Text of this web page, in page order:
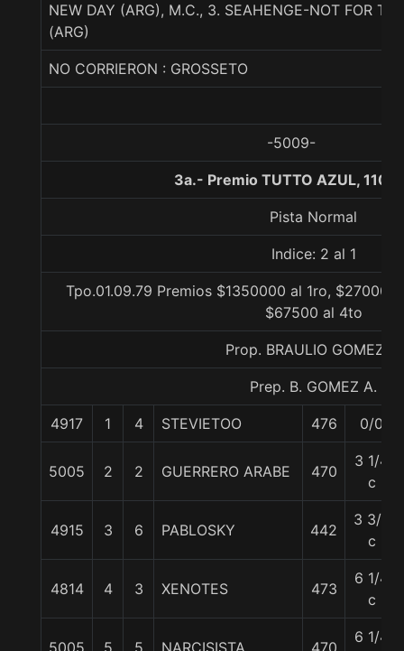
NEW DAY (ARG), M.C., 3. SEAHENGE-NOT FOR
(ARG)
NO CORRIERON : GROSSETO
-5009-
3a.- Premio TUTTO AZUL,
Pista Normal
Indice: 2 al 1
Tpo.01.09.79 Premios $1350000 al 1ro,
$67500 al 4to
Prop. BRAULIO GOMEZ A.
Prep. B. GOMEZ A.
4917 1 4 STEVIETOO 476 0/0
5005 2 2 GUERRERO ARABE 470
3 1/4
c
4915 3 6 PABLOSKY 442
3 3/4
c
4814 4 3 XENOTES 473
6 1/4
c
5005 5 5 NARCISISTA 470
6 1/4